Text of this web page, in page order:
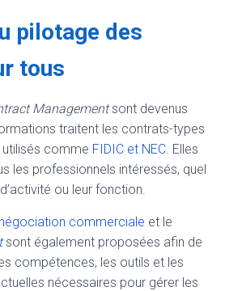
pilotage des
tous
Managementsont devenus
traitent les contrats-types
utilisés comme FIDIC et NEC. Elles
les professionnels intéressés, quel
ou leur fonction.
négociation commerciale et le
sont également proposées afin de
compétences, les outils et les
nécessaires pour gérer les